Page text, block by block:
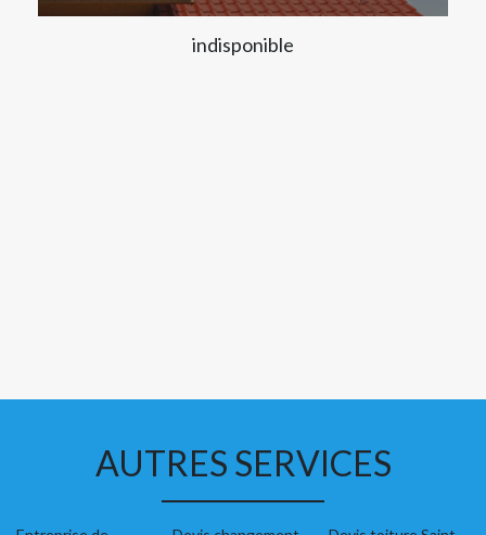
indisponible
AUTRES SERVICES